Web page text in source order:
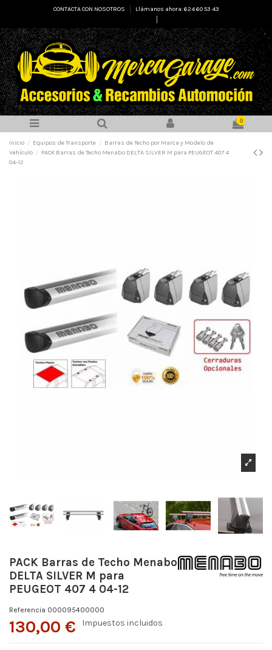
CONTACTA CON NOSOTROS
Llámanos ahora: 624 60 53 43
0
Inicio Equipos de Transporte
Barras de Techo por Marca y Modelo de
Vehículo
PACK Barras de Techo Menabo DELTA SILVER M para PEUGEOT 407 4
04-12
PACK Barras de Techo Menabo
DELTA SILVER M para
PEUGEOT 407 4 04-12
Referencia 000095400000
130,00 € Impuestos incluidos